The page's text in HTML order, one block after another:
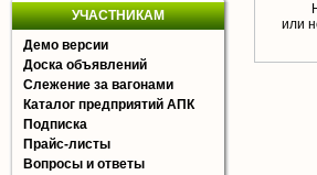
УЧАСТНИКАМ
Демо версии
Доска объявлений
Слежение за вагонами
Каталог предприятий АПК
Подписка
Прайс-листы
Вопросы и ответы
или